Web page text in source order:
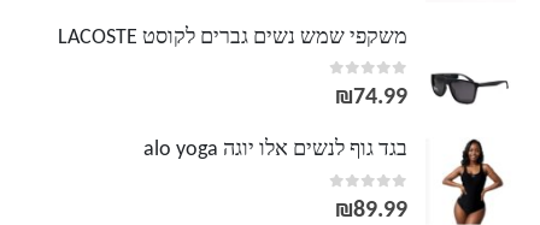
משקפי שמש נשים גברים לקוסט LACOSTE
0
out of 5
₪74.99
בגד גוף לנשים אלו יוגה alo yoga
0
out of 5
₪89.99